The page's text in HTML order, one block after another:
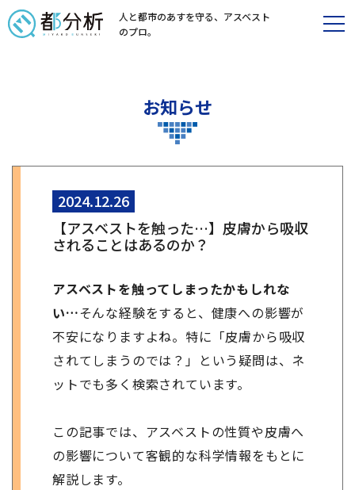
人と都市のあすを守る、 アスベスト
のプロ。
お知らせ
2024.12.26
【アスベストを触った…】皮膚から吸収
されることはあるのか？
アスベストを触ってしまったかもしれな
い…そんな経験をすると、健康への影響が
不安になりますよね。特に「皮膚から吸収
されてしまうのでは？」という疑問は、ネ
ットでも多く検索されています。
この記事では、アスベストの性質や皮膚へ
の影響について客観的な科学情報をもとに
解説します。